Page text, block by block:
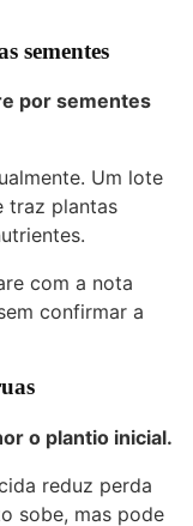
sementes
por sementes
Um lote
traz plantas
com a nota
confirmar a
o plantio inicial.
reduz perda
sobe, mas pode